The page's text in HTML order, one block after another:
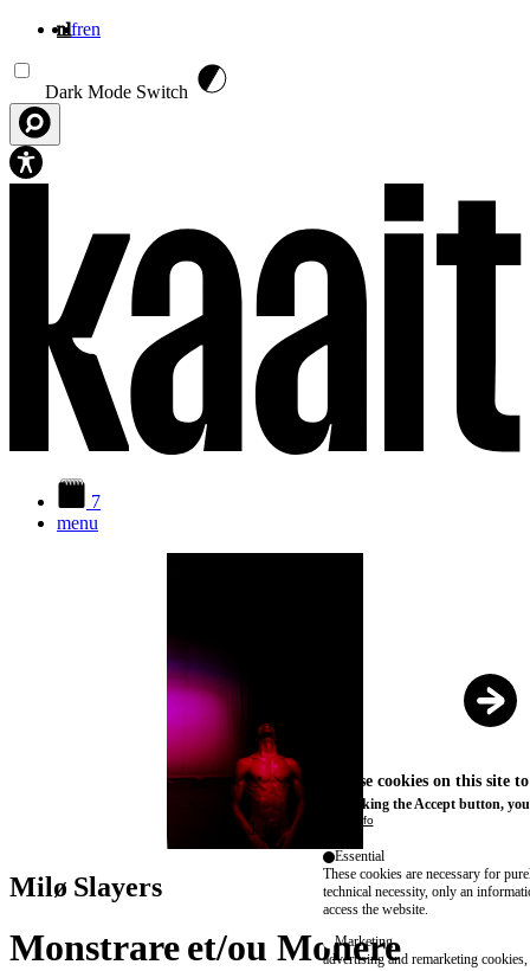
nlfren
Dark Mode Switch
7
menu
1 /3
Milø Slayers
Monstrare et/ou Monere
We use cookies on this site
By clicking the Accept button,
More info
Essential
These cookies are necessary for
technical necessity, only an
access the website.
Marketing
advertising and remarketing cookies,